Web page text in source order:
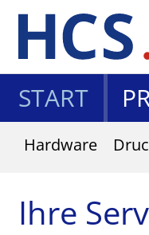
START
Hardware
Ihre